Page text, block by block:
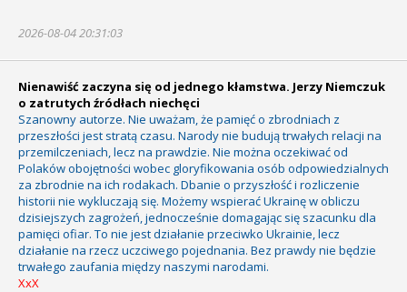
2026-08-04 20:31:03
Nienawiść zaczyna się od jednego kłamstwa. Jerzy Niemczuk
o zatrutych źródłach niechęci
Szanowny autorze. Nie uważam, że pamięć o zbrodniach z
przeszłości jest stratą czasu. Narody nie budują trwałych relacji na
przemilczeniach, lecz na prawdzie. Nie można oczekiwać od
Polaków obojętności wobec gloryfikowania osób odpowiedzialnych
za zbrodnie na ich rodakach. Dbanie o przyszłość i rozliczenie
historii nie wykluczają się. Możemy wspierać Ukrainę w obliczu
dzisiejszych zagrożeń, jednocześnie domagając się szacunku dla
pamięci ofiar. To nie jest działanie przeciwko Ukrainie, lecz
działanie na rzecz uczciwego pojednania. Bez prawdy nie będzie
trwałego zaufania między naszymi narodami.
XxX